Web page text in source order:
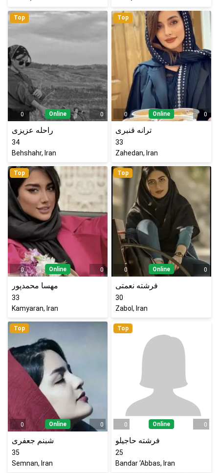
Top
0 Online 0
راحله عزیزی
34
Behshahr, Iran
Top
0 Online 0
ترانه قنبری
33
Zahedan, Iran
Top
0 Online 0
مهسا محمدپور
33
Kamyaran, Iran
Top
0 Online 0
فرشته نعمتی
30
Zabol, Iran
Top
0 Online 0
شبنم جعفری
35
Semnan, Iran
Top
0 Online 0
فرشته حاجیلو
25
Bandar ‘Abbas, Iran